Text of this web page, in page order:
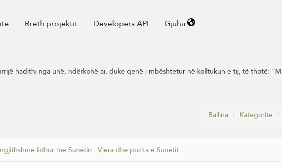
Rreth projektit Developers API Gjuha
hadithi nga unë, ndërkohë ai, duke qenë i mbështetur në kolltukun e tij, të thotë:
Ballina Kategoritë
lidhur me Sunetin . Vlera dhe pozita e Sunetit .